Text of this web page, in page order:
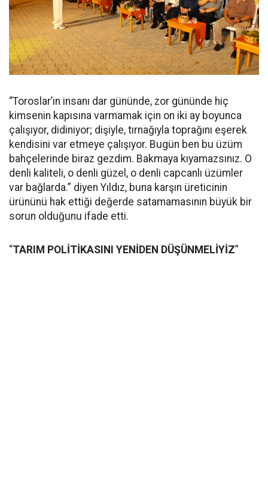
“Toroslar’ın insanı dar gününde, zor gününde hiç
kimsenin kapısına varmamak için on iki ay boyunca
çalışıyor, didiniyor; dişiyle, tırnağıyla toprağını eşerek
kendisini var etmeye çalışıyor. Bugün ben bu üzüm
bahçelerinde biraz gezdim. Bakmaya kıyamazsınız. O
denli kaliteli, o denli güzel, o denli capcanlı üzümler
var bağlarda.” diyen Yıldız, buna karşın üreticinin
ürününü hak ettiği değerde satamamasının büyük bir
sorun olduğunu ifade etti.
“TARIM POLİTİKASINI YENİDEN DÜŞÜNMELİYİZ”